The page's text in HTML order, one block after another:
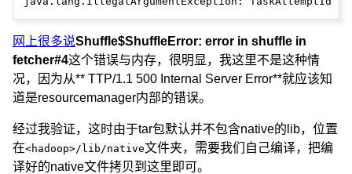
网上很多说Shuffle$ShuffleError: error in shuffle in
fetcher#4这个错误与内存，很明显，我这里不是这种情
况，因为从** TTP/1.1 500 Internal Server Error**就应该知
道是resourcemanager内部的错误。
经过我验证，这时由于tar包默认并不包含native的lib，位置
在<hadoop>/lib/native文件夹，需要我们自己编译，把编
译好的native文件拷贝到这里即可。